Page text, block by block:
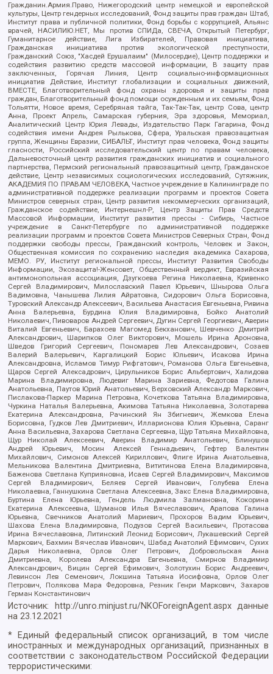
Гражданин.Армия.Право, Нижегородский центр немецкой и европейской
культуры, Центр гендерных исследований, Фонд защиты прав граждан Штаб,
Институт права и публичной политики, Фонд борьбы с коррупцией, Альянс
врачей, НАСИЛИЮ.НЕТ, Мы против СПИДа, СВЕЧА, Открытый Петербург,
Гуманитарное действие, Лига Избирателей, Правовая инициатива,
Гражданская инициатива против экологической преступности,
Гражданский Союз, "Хасдей Ерушалаим" (Милосердие), Центр поддержки и
содействия развитию средств массовой информации, В защиту прав
заключенных, Горячая Линия, Центр социально-информационных
инициатив Действие, Институт глобализации и социальных движений,
ВМЕСТЕ, Благотворительный фонд охраны здоровья и защиты прав
граждан, Благотворительный фонд помощи осужденным и их семьям, Фонд
Тольятти, Новое время, Серебряная тайга, Так-Так-Так, центр Сова, центр
Анна, Проект Апрель, Самарская губерния, Эра здоровья, Мемориал,
Аналитический Центр Юрия Левады, Издательство Парк Гагарина, Фонд
содействия имени Андрея Рылькова, Сфера, Уральская правозащитная
группа, Женщины Евразии, СИБАЛЬТ, Институт прав человека, Фонд защиты
гласности, Российский исследовательский центр по правам человека,
Дальневосточный центр развития гражданских инициатив и социального
партнерства, Пермский региональный правозащитный центр, Гражданское
действие, Центр независимых социологических исследований, Сутяжник,
АКАДЕМИЯ ПО ПРАВАМ ЧЕЛОВЕКА, Частное учреждение в Калининграде по
административной поддержке реализации программ и проектов Совета
Министров северных стран, Центр развития некоммерческих организаций,
Гражданское содействие, Интернешнл-Р, Центр Защиты Прав Средств
Массовой Информации, Институт развития прессы - Сибирь, Частное
учреждение в Санкт-Петербурге по административной поддержке
реализации программ и проектов Совета Министров Северных Стран, Фонд
поддержки свободы прессы, Гражданский контроль, Человек и Закон,
Общественная комиссия по сохранению наследия академика Сахарова,
МЕМО. РУ, Институт региональной прессы, Институт Развития Свободы
Информации, Экозащита!-Женсовет, Общественный вердикт, Евразийская
антимонопольная ассоциация, Дзугкоева Регина Николаевна, Кривенко
Сергей Владимирович, Милославский Павел Юрьевич, Шнырова Ольга
Вадимовна, Чанышева Лилия Айратовна, Сидорович Ольга Борисовна,
Туровский Александр Алексеевич, Васильева Анастасия Евгеньевна, Ривина
Анна Валерьевна, Бурдина Юлия Владимировна, Бойко Анатолий
Николаевич, Пивоваров Андрей Сергеевич, Дугин Сергей Георгиевич, Аверин
Виталий Евгеньевич, Барахоев Магомед Бекханович, Шевченко Дмитрий
Александрович, Шарипков Олег Викторович, Мошель Ирина Ароновна,
Шведов Григорий Сергеевич, Пономарев Лев Александрович, Созаев
Валерий Валерьевич, Каргалицкий Борис Юльевич, Исакова Ирина
Александровна, Исламов Тимур Рифгатович, Романова Ольга Евгеньевна,
Щаров Сергей Алексадрович, Цирульников Борис Альбертович, Халидова
Марина Владимировна, Людевиг Марина Зариевна, Федотова Галина
Анатольевна, Паутов Юрий Анатольевич, Верховский Александр Маркович,
Пислакова-Паркер Марина Петровна, Кочеткова Татьяна Владимировна,
Чуркина Наталья Валерьевна, Акимова Татьяна Николаевна, Золотарева
Екатерина Александровна, Рачинский Ян Збигневич, Жемкова Елена
Борисовна, Гудков Лев Дмитриевич, Илларионова Юлия Юрьевна, Саранг
Анна Васильевна, Захарова Светлана Сергеевна, Щур Татьяна Михайловна,
Щур Николай Алексеевич, Аверин Владимир Анатольевич, Блинушов
Андрей Юрьевич, Мосин Алексей Геннадьевич, Гефтер Валентин
Михайлович, Симонов Алексей Кириллович, Флиге Ирина Анатольевна,
Мельникова Валентина Дмитриевна, Вититинова Елена Владимировна,
Баженова Светлана Куприяновна, Исаев Сергей Владимирович, Максимов
Сергей Владимирович, Беляев Сергей Иванович, Голубева Елена
Николаевна, Ганнушкина Светлана Алексеевна, Закс Елена Владимировна,
Буртина Елена Юрьевна, Гендель Людмила Залмановна, Кокорина
Екатерина Алексеевна, Шуманов Илья Вячеславович, Арапова Галина
Юрьевна, Свечников Анатолий Мариевич, Прохоров Вадим Юрьевич,
Шахова Елена Владимировна, Подузов Сергей Васильевич, Протасова
Ирина Вячеславовна, Литинский Леонид Борисович, Лукашевский Сергей
Маркович, Бахмин Вячеслав Иванович, Шабад Анатолий Ефимович, Сухих
Дарья Николаевна, Орлов Олег Петрович, Добровольская Анна
Дмитриевна, Королева Александра Евгеньевна, Смирнов Владимир
Александрович, Вицин Сергей Ефимович, Золотухин Борис Андреевич,
Левинсон Лев Семенович, Локшина Татьяна Иосифовна, Орлов Олег
Петрович, Полякова Мара Федоровна, Резник Генри Маркович, Захаров
Герман Константинович
Источник: http://unro.minjust.ru/NKOForeignAgent.aspxданные
на23.12.2021
* Единый федеральный список организаций, в том числе
иностранных и международных организаций, признанных в
соответствии с законодательством Российской Федерации
террористическими: